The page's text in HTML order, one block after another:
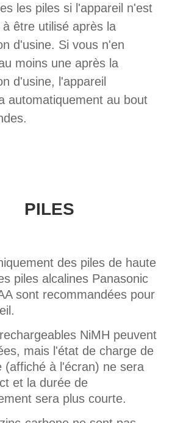
les piles si l'appareil n'est
être utilisé après la
d'usine. Si vous n'en
moins une après la
d'usine, l'appareil
automatiquement au bout
PILES
des piles de haute
piles alcalines Panasonic
sont recommandées pour
NiMH peuvent
mais l'état de charge de
(affiché à l'écran) ne sera
et la durée de
sera plus courte.